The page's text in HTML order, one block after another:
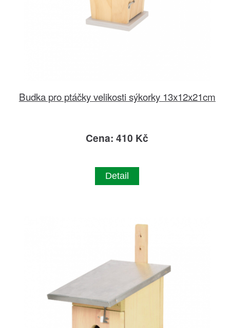
Budka pro ptáčky velikosti sýkorky 13x12x21cm
Cena: 410 Kč
Detail